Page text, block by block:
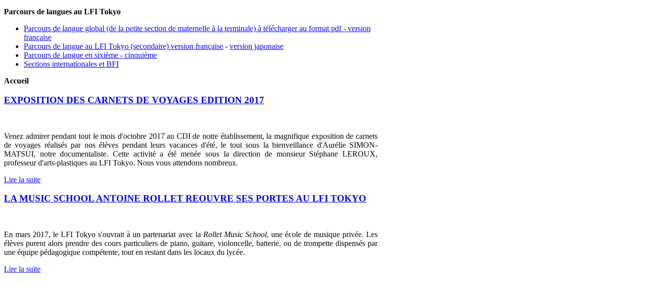
Parcours de langues au LFI Tokyo
Parcours de langue global (de la petite section de maternelle à la terminale) à télécharger au format pdf - version
française
Parcours de langue au LFI Tokyo (secondaire) version française - version japonaise
Parcours de langue en sixième - cinquième
Sections internationales et BFI
Accueil
EXPOSITION DES CARNETS DE VOYAGES EDITION 2017
Venez admirer pendant tout le mois d'octobre 2017 au CDI de notre établissement, la magnifique exposition de carnets
de voyages réalisés par nos élèves pendant leurs vacances d'été, le tout sous la bienveillance d'Aurélie SIMON-
MATSUI, notre documentaliste. Cette activité a été menée sous la direction de monsieur Stéphane LEROUX,
professeur d'arts-plastiques au LFI Tokyo. Nous vous attendons nombreux.
Lire la suite
LA MUSIC SCHOOL ANTOINE ROLLET REOUVRE SES PORTES AU LFI TOKYO
En mars 2017, le LFI Tokyo s'ouvrait à un partenariat avec la Rollet Music School, une école de musique privée. Les
élèves purent alors prendre des cours particuliers de piano, guitare, violoncelle, batterie, ou de trompette dispensés par
une équipe pédagogique compétente, tout en restant dans les locaux du lycée.
Lire la suite